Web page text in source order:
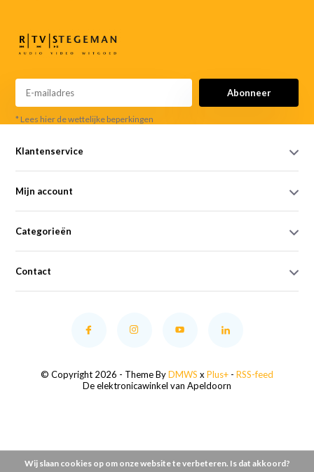
Abonneer
* Lees hier de wettelijke beperkingen
Klantenservice
Mijn account
Categorieën
Contact
© Copyright 2026 - Theme ByDMWS x Plus+ - RSS-feed
De elektronicawinkel van Apeldoorn
Wij slaan cookies op om onze website te verbeteren. Is dat akkoord?